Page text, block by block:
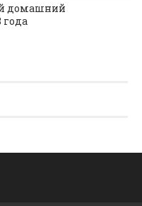
домашний
года